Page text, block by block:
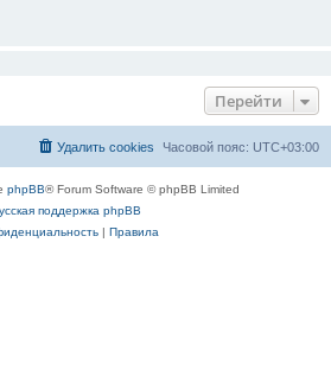
Перейти
Часовой пояс: UTC+03:00
Удалить cookies
phpBB® Forum Software © phpBB Limited
поддержка phpBB
| Правила